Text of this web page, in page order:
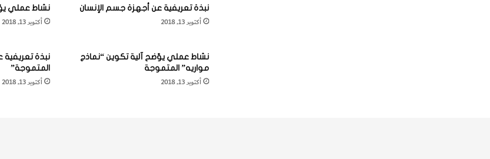
ع
د
ة
نبذة تعريفية عن أجهزة جسم الإنسان
أكتوبر 13, 2018
نشاط عملي
أكتوبر 13, 2018
نشاط عملي يوّضح آلية تكوين “نماذج
مواريه” المتموجة
أكتوبر 13, 2018
نبذة تعريفية
المتموجة”
أكتوبر 13, 2018